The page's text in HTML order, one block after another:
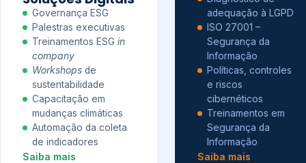
Governança ESG
Palestras executivas
Treinamentos ESG in
company
Workshops de
sustentabilidade
Capacitação em
mudanças climáticas
Automação da coleta
de indicadores
Saiba mais
adequação à LGPD
ISO 27001 –
Segurança da
Informação
Políticas, controles
e riscos
cibernéticos
Treinamentos em
Segurança da
Informação
Saiba mais